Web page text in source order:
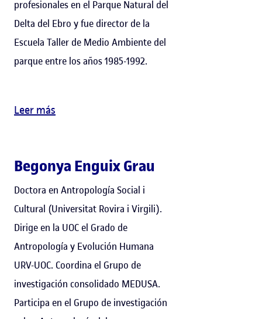
profesionales en el Parque Natural del
Delta del Ebro y fue director de la
Escuela Taller de Medio Ambiente del
parque entre los años 1985-1992.
Leer más
Begonya Enguix Grau
Doctora en Antropología Social i
Cultural (Universitat Rovira i Virgili).
Dirige en la UOC el Grado de
Antropología y Evolución Humana
URV-UOC. Coordina el Grupo de
investigación consolidado MEDUSA.
Participa en el Grupo de investigación